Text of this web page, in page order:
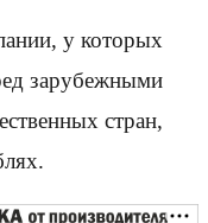
у которых
зарубежными
стран,